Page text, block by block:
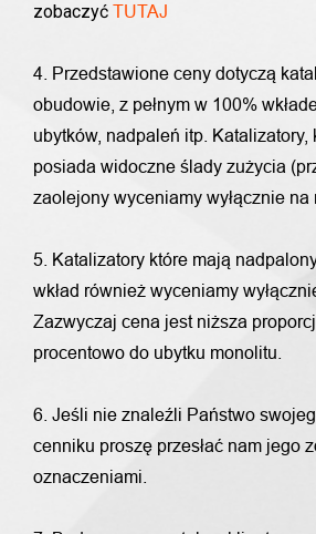
zobaczyć TUTAJ
4. Przedstawione ceny dotyczą
obudowie, z pełnym w 100%
ubytków, nadpaleń itp. Katalizatory,
posiada widoczne ślady zużycia
zaolejony wyceniamy wyłącznie na
5. Katalizatory które mają
wkład również wyceniamy
Zazwyczaj cena jest niższa
procentowo do ubytku monolitu.
6. Jeśli nie znaleźli Państwo
cenniku proszę przesłać nam jego
oznaczeniami.